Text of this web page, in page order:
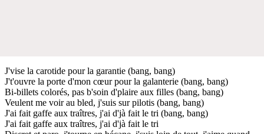
J'vise la carotide pour la garantie (bang, bang)
J't'ouvre la porte d'mon cœur pour la galanterie (bang, bang)
Bi-billets colorés, pas b'soin d'plaire aux filles (bang, bang)
Veulent me voir au bled, j'suis sur pilotis (bang, bang)
J'ai fait gaffe aux traîtres, j'ai d'jà fait le tri (bang, bang)
J'ai fait gaffe aux traîtres, j'ai d'jà fait le tri